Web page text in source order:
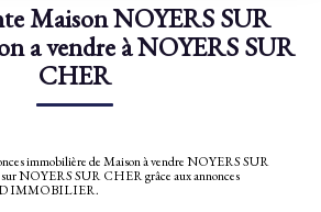
Pré-Estimation
Par Un Professionnel
GESTION
Surface min
Maison NOYERS SUR
a vendre à NOYERS SUR
CHER
immobilière de Maison à vendre NOYERS SUR
NOYERS SUR CHER grâce aux annonces
IMMOBILIER.